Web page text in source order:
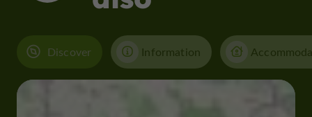
Discover Information